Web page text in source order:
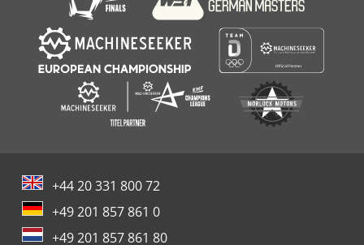
+44 20 331 800 72
+49 201 857 861 0
+49 201 857 861 80